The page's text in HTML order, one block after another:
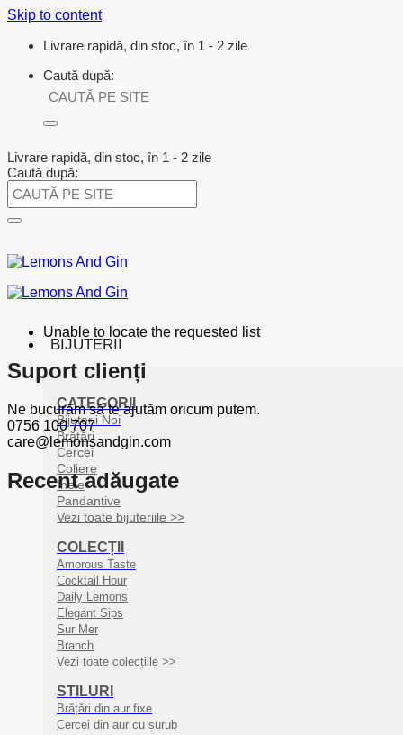
Skip to content
Livrare rapidă, din stoc, în 1 - 2 zile
Caută după:
Livrare rapidă, din stoc, în 1 - 2 zile
Caută după:
BIJUTERII
CATEGORII
Bijuterii Noi
Brățări
Cercei
Coliere
Inele
Pandantive
Vezi toate bijuteriile >>
COLECȚII
Amorous Taste
Cocktail Hour
Daily Lemons
Elegant Sips
Sur Mer
Branch
Vezi toate colecțiile >>
STILURI
Brățări din aur fixe
Cercei din aur cu șurub
Unable to locate the requested list
Suport clienți
Ne bucurăm să te ajutăm oricum putem.
0756 100 707
care@lemonsandgin.com
Recent adăugate